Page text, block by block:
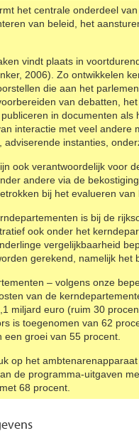
het centrale onderdeel
van beleid, het
vindt plaats in
2006). Zo ontwikkelen
die aan het
van debatten,
in documenten
interactie met veel andere
adviserende instanties,
ook verantwoordelijk voor
andere via de
bij het evalueren van
is bij de
ook onder het
vergelijkbaarheid
gerekend, namelijk het
– volgens onze
van de
miljard euro (ruim 30
is toegenomen van 62
groei van 55 procent.
op het
de programma-uitgaven
68 procent.